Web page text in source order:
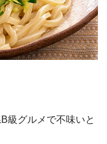
級グルメで不味いと